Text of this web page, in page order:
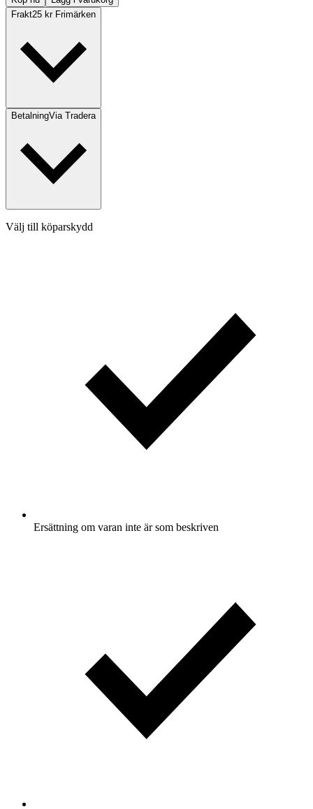
Frakt25 kr Frimärken
BetalningVia Tradera
Välj till köparskydd
Ersättning om varan inte är som beskriven